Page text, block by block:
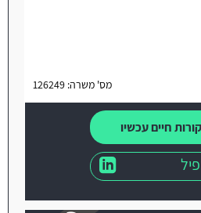
מס' משרה: 126249
חיים עכשיו